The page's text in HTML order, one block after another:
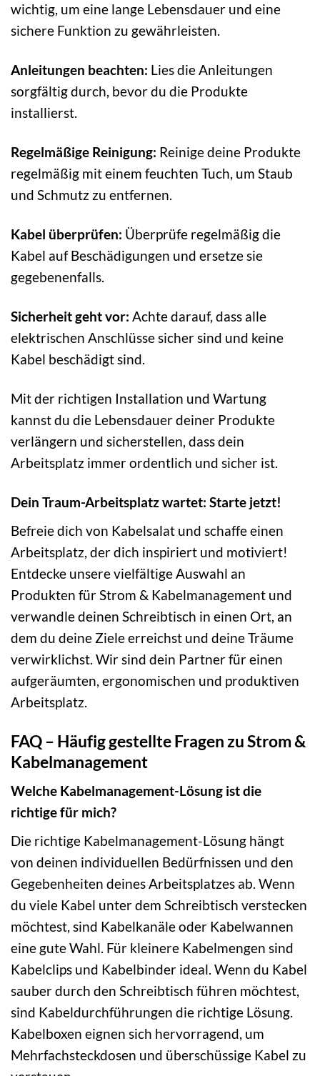
wichtig, um eine lange Lebensdauer und eine
sichere Funktion zu gewährleisten.
Anleitungen beachten: Lies die Anleitungen
sorgfältig durch, bevor du die Produkte
installierst.
Regelmäßige Reinigung: Reinige deine Produkte
regelmäßig mit einem feuchten Tuch, um Staub
und Schmutz zu entfernen.
Kabel überprüfen: Überprüfe regelmäßig die
Kabel auf Beschädigungen und ersetze sie
gegebenenfalls.
Sicherheit geht vor: Achte darauf, dass alle
elektrischen Anschlüsse sicher sind und keine
Kabel beschädigt sind.
Mit der richtigen Installation und Wartung
kannst du die Lebensdauer deiner Produkte
verlängern und sicherstellen, dass dein
Arbeitsplatz immer ordentlich und sicher ist.
Dein Traum-Arbeitsplatz wartet: Starte jetzt!
Befreie dich von Kabelsalat und schaffe einen
Arbeitsplatz, der dich inspiriert und motiviert!
Entdecke unsere vielfältige Auswahl an
Produkten für Strom & Kabelmanagement und
verwandle deinen Schreibtisch in einen Ort, an
dem du deine Ziele erreichst und deine Träume
verwirklichst. Wir sind dein Partner für einen
aufgeräumten, ergonomischen und produktiven
Arbeitsplatz.
FAQ – Häufig gestellte Fragen zu Strom &
Kabelmanagement
Welche Kabelmanagement-Lösung ist die
richtige für mich?
Die richtige Kabelmanagement-Lösung hängt
von deinen individuellen Bedürfnissen und den
Gegebenheiten deines Arbeitsplatzes ab. Wenn
du viele Kabel unter dem Schreibtisch verstecken
möchtest, sind Kabelkanäle oder Kabelwannen
eine gute Wahl. Für kleinere Kabelmengen sind
Kabelclips und Kabelbinder ideal. Wenn du Kabel
sauber durch den Schreibtisch führen möchtest,
sind Kabeldurchführungen die richtige Lösung.
Kabelboxen eignen sich hervorragend, um
Mehrfachsteckdosen und überschüssige Kabel zu